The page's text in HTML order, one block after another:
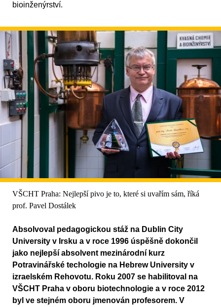
bioinženýrství.
VŠCHT Praha: Nejlepší pivo je to, které si uvařím sám, říká
prof. Pavel Dostálek
Absolvoval pedagogickou stáž na Dublin City
University v Irsku a v roce 1996 úspěšně dokončil
jako nejlepší absolvent mezinárodní kurz
Potravinářské techologie na Hebrew University v
izraelském Rehovotu. Roku 2007 se habilitoval na
VŠCHT Praha v oboru biotechnologie a v roce 2012
byl ve stejném oboru jmenován profesorem. V